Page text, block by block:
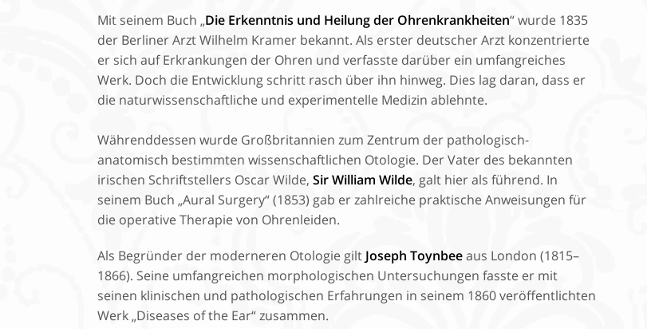
Mit seinem Buch „Die Erkenntnis und Heilung der Ohrenkrankheiten“ wurde 1835
der Berliner Arzt Wilhelm Kramer bekannt. Als erster deutscher Arzt konzentrierte
er sich auf Erkrankungen der Ohren und verfasste darüber ein umfangreiches
Werk. Doch die Entwicklung schritt rasch über ihn hinweg. Dies lag daran, dass er
die naturwissenschaftliche und experimentelle Medizin ablehnte.
Währenddessen wurde Großbritannien zum Zentrum der pathologisch-
anatomisch bestimmten wissenschaftlichen Otologie. Der Vater des bekannten
irischen Schriftstellers Oscar Wilde, Sir William Wilde, galt hier als führend. In
seinem Buch „Aural Surgery“ (1853) gab er zahlreiche praktische Anweisungen für
die operative Therapie von Ohrenleiden.
Als Begründer der moderneren Otologie gilt Joseph Toynbeeaus London (1815–
1866). Seine umfangreichen morphologischen Untersuchungen fasste er mit
seinen klinischen und pathologischen Erfahrungen in seinem 1860 veröffentlichten
Werk „Diseases of the Ear“ zusammen.